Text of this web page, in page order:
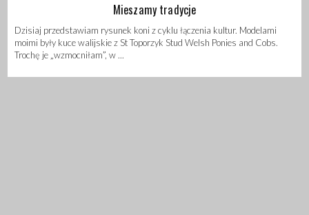
Mieszamy tradycje
Dzisiaj przedstawiam rysunek koni z cyklu łączenia kultur. Modelami
moimi były kuce walijskie z St Toporzyk Stud Welsh Ponies and Cobs.
Trochę je „wzmocniłam”, w ...